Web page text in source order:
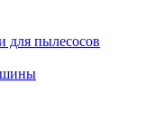
для пылесосов